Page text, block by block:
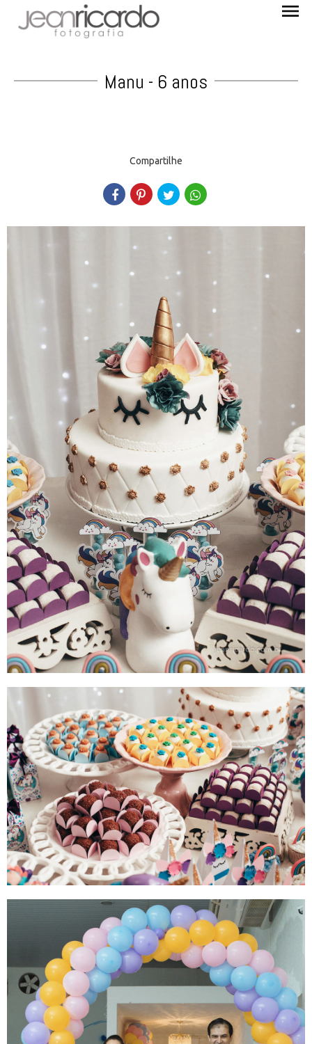
menu
Manu - 6 anos
Compartilhe